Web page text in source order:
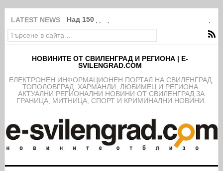
LATEST NEWS Над 150 деца от школата на ФК
НОВИНИТЕ ОТ СВИЛЕНГРАД И РЕГИОНА | E-
SVILENGRAD.COM
EЛЕКТРОНЕН ИНФОРМАЦИОНЕН ПОРТАЛ НА СВИЛЕНГРАД,
ТОПОЛОВГРАД, ХАРМАНЛИ, ЛЮБИМЕЦ И РЕГИОНА.
АКТУАЛНИ РЕГИОНАЛНИ НОВИНИ ОТ СВИЛЕНГРАД ЗА
ГРАНИЦА, МИТНИЦА, СПОРТ И КРИМИНАЛНИ НОВИНИ.